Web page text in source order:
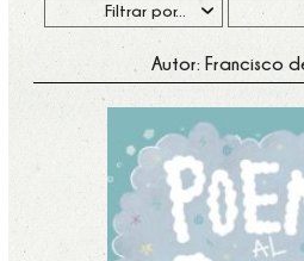
Autor: Francisco